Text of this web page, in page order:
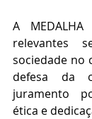
A MEDALHA
relevantes
sociedade no
defesa da
juramento
ética e